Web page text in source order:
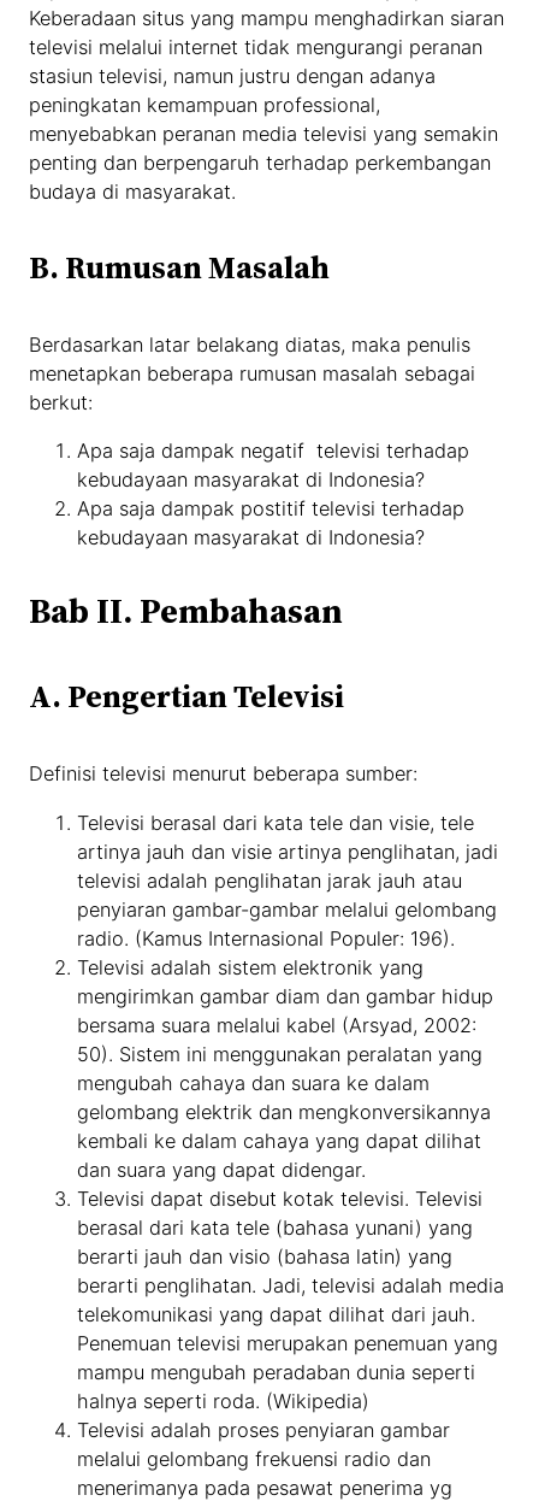
Keberadaan situs yang mampu menghadirkan siaran
televisi melalui internet tidak mengurangi peranan
stasiun televisi, namun justru dengan adanya
peningkatan kemampuan professional,
menyebabkan peranan media televisi yang semakin
penting dan berpengaruh terhadap perkembangan
budaya di masyarakat.
B. Rumusan Masalah
Berdasarkan latar belakang diatas, maka penulis
menetapkan beberapa rumusan masalah sebagai
berkut:
Apa saja dampak negatif televisi terhadap
kebudayaan masyarakat di Indonesia?
Apa saja dampak postitif televisi terhadap
kebudayaan masyarakat di Indonesia?
Bab II. Pembahasan
A. Pengertian Televisi
Definisi televisi menurut beberapa sumber:
Televisi berasal dari kata tele dan visie, tele
artinya jauh dan visie artinya penglihatan, jadi
televisi adalah penglihatan jarak jauh atau
penyiaran gambar-gambar melalui gelombang
radio. (Kamus Internasional Populer: 196).
Televisi adalah sistem elektronik yang
mengirimkan gambar diam dan gambar hidup
bersama suara melalui kabel (Arsyad, 2002:
50). Sistem ini menggunakan peralatan yang
mengubah cahaya dan suara ke dalam
gelombang elektrik dan mengkonversikannya
kembali ke dalam cahaya yang dapat dilihat
dan suara yang dapat didengar.
Televisi dapat disebut kotak televisi. Televisi
berasal dari kata tele (bahasa yunani) yang
berarti jauh dan visio (bahasa latin) yang
berarti penglihatan. Jadi, televisi adalah media
telekomunikasi yang dapat dilihat dari jauh.
Penemuan televisi merupakan penemuan yang
mampu mengubah peradaban dunia seperti
halnya seperti roda. (Wikipedia)
Televisi adalah proses penyiaran gambar
melalui gelombang frekuensi radio dan
menerimanya pada pesawat penerima yg